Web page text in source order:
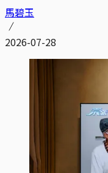
馬碧玉
2026-07-28